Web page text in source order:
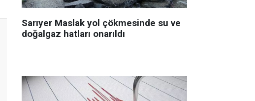
Sarıyer Maslak yol çökmesinde su ve
doğalgaz hatları onarıldı